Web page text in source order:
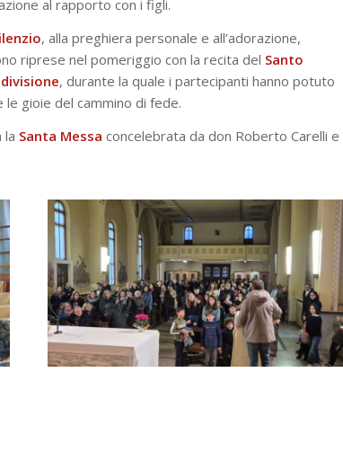
al rapporto con i figli.
, alla preghiera personale e all’adorazione,
riprese nel pomeriggio con la recita del Santo
, durante la quale i partecipanti hanno potuto
gioie del cammino di fede.
la Santa Messa concelebrata da don Roberto Carelli e